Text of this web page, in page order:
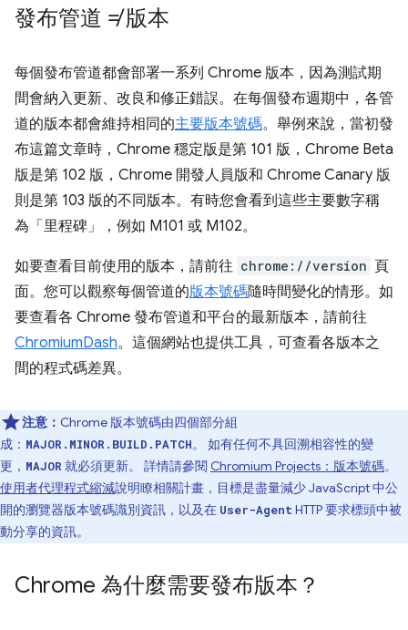
發布管道 ≠ 版本
每個發布管道都會部署一系列 Chrome 版本，因為測試期
間會納入更新、改良和修正錯誤。在每個發布週期中，各管
道的版本都會維持相同的主要版本號碼。舉例來說，當初發
布這篇文章時，Chrome 穩定版是第 101 版，Chrome Beta
版是第 102 版，Chrome 開發人員版和 Chrome Canary 版
則是第 103 版的不同版本。有時您會看到這些主要數字稱
為「里程碑」
，例如 M101 或 M102。
如要查看目前使用的版本，請前往 chrome://version 頁
面。您可以觀察每個管道的版本號碼隨時間變化的情形。如
要查看各 Chrome 發布管道和平台的最新版本，請前往
ChromiumDash。這個網站也提供工具，可查看各版本之
間的程式碼差異。
注意： Chrome 版本號碼由四個部分組
成： MAJOR.MINOR.BUILD.PATCH。 如有任何不具回溯相容性的變
更， MAJOR 就必須更新。 詳情請參閱 Chromium Projects：版本號碼。
使用者代理程式縮減說明瞭相關計畫，目標是盡量減少 JavaScript 中公
開的瀏覽器版本號碼識別資訊，以及在 User-Agent HTTP 要求標頭中被
動分享的資訊。
Chrome 為什麼需要發布版本？